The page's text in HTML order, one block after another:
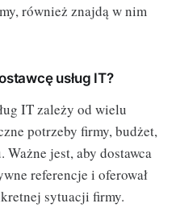
również znajdą w nim
usług IT?
IT zależy od wielu
potrzeby firmy, budżet,
jest, aby dostawca
referencje i oferował
sytuacji firmy.